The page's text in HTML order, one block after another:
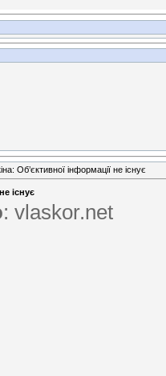
Об’єктивної інформації не існує
існує
: vlaskor.net